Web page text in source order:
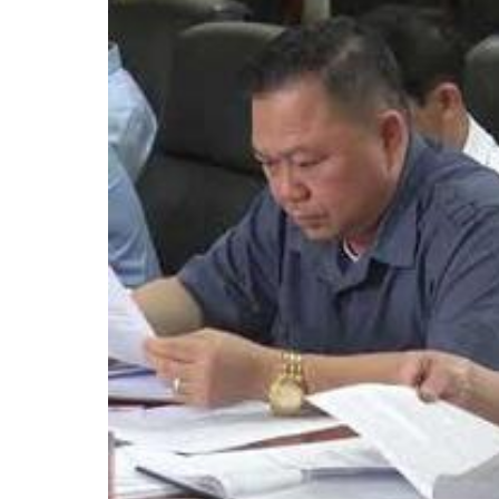
Tổ chức khác
Đảng ủy xã
Ủy ban kiểm tra
Ban xây dựng